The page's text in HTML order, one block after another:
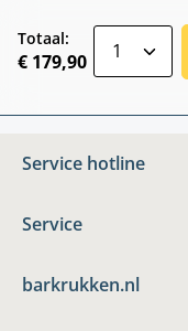
Totaal:
€ 179,90
Service hotline
Service
barkrukken.nl